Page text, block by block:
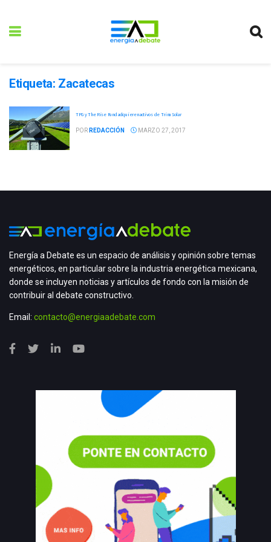
Etiqueta: Zacatecas
TPG y The Rise Fund adquieren activos de Trina Solar
POR REDACCIÓN MARZO 27, 2017
Energía a Debate es un espacio de análisis y opinión sobre temas
energéticos, en particular sobre la industria energética mexicana,
donde se incluyen noticias y artículos de fondo con la misión de
contribuir al debate constructivo.
Email: contacto@energiaadebate.com